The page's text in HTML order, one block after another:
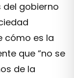
gobierno
cómo es la
que “no se
de la